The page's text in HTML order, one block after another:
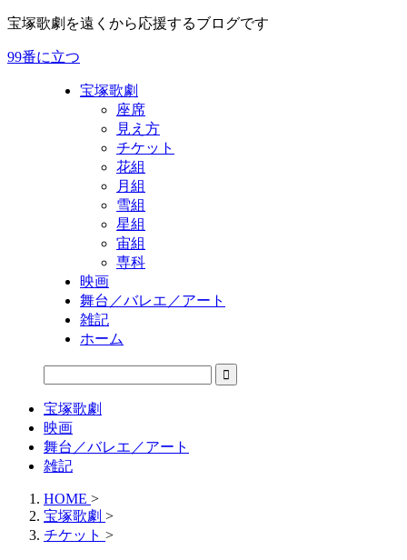
宝塚歌劇を遠くから応援するブログです
99番に立つ
宝塚歌劇
座席
見え方
チケット
花組
月組
雪組
星組
宙組
専科
映画
舞台／バレエ／アート
雑記
ホーム
宝塚歌劇
映画
舞台／バレエ／アート
雑記
HOME >
宝塚歌劇 >
チケット >